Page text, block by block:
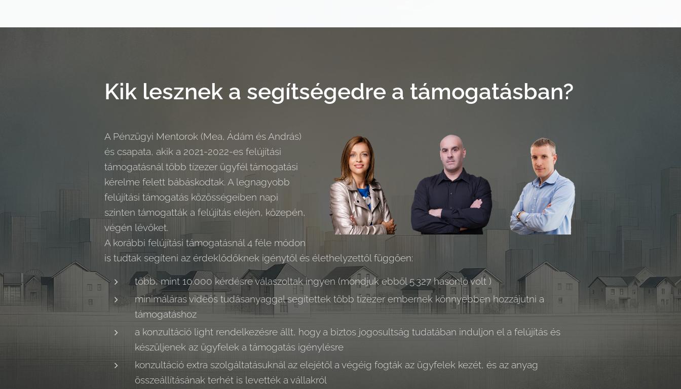
Kik lesznek a segítségedre a támogatásban?
A Pénzügyi Mentorok (Mea, Ádám és András)
és csapata, akik a 2021-2022-es felújítási
támogatásnál több tízezer ügyfél támogatási
kérelme felett bábáskodtak. A legnagyobb
felújítási támogatás közösségeiben napi
szinten támogatták a felújítás elején, közepén,
végén lévőket.
A korábbi felújítási támogatásnál 4 féle módon
is tudtak segíteni az érdeklődőknek igénytől és élethelyzettől függően:
több, mint 10.000 kérdésre válaszoltak ingyen (mondjuk ebből 5.327 hasonló volt )
minimáláras videós tudásanyaggal segítettek több tízezer embernek könnyebben hozzájutni a
támogatáshoz
a konzultáció light rendelkezésre állt, hogy a biztos jogosultság tudatában induljon el a felújítás és
készüljenek az ügyfelek a támogatás igénylésre
konzultáció extra szolgáltatásuknál az elejétől a végéig fogták az ügyfelek kezét, és az anyag
összeállításának terhét is levették a vállakról